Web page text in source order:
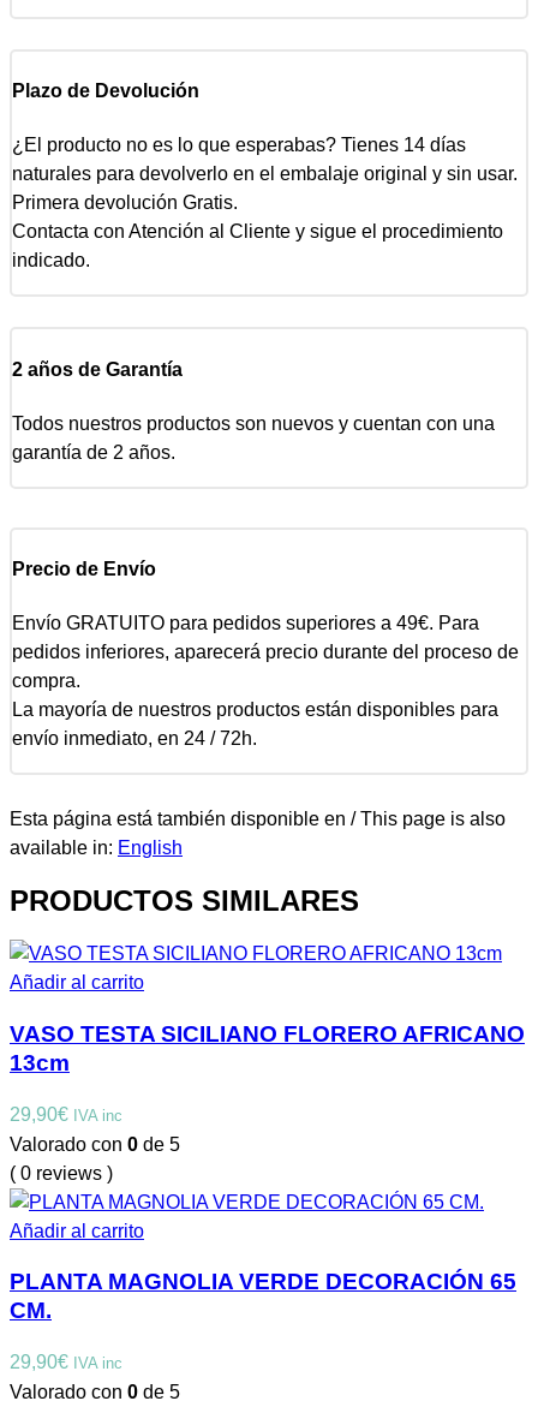
Plazo de Devolución
¿El producto no es lo que esperabas? Tienes 14 días
naturales para devolverlo en el embalaje original y sin usar.
Primera devolución Gratis.
Contacta con Atención al Cliente y sigue el procedimiento
indicado.
2 años de Garantía
Todos nuestros productos son nuevos y cuentan con una
garantía de 2 años.
Precio de Envío
Envío GRATUITO para pedidos superiores a 49€. Para
pedidos inferiores, aparecerá precio durante del proceso de
compra.
La mayoría de nuestros productos están disponibles para
envío inmediato, en 24 / 72h.
Esta página está también disponible en / This page is also
available in: English
PRODUCTOS SIMILARES
Añadir al carrito
VASO TESTA SICILIANO FLORERO AFRICANO
13cm
29,90€ IVA inc
Valorado con 0 de 5
( 0 reviews )
Añadir al carrito
PLANTA MAGNOLIA VERDE DECORACIÓN 65
CM.
29,90€ IVA inc
Valorado con 0 de 5